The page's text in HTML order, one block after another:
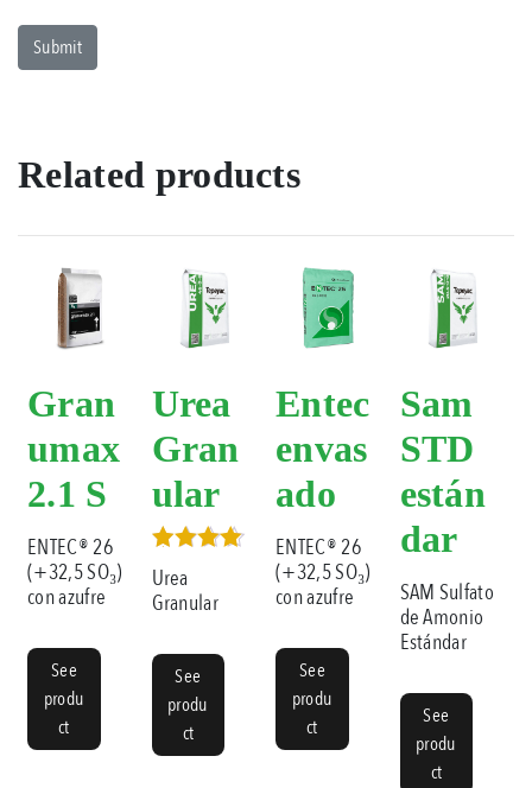
Related products
Gran
umax
2.1 S
ENTEC® 26
(+32,5 SO₃)
con azufre
See
produ
ct
Urea
Gran
ular
Rated
4.50
out of 5
Urea
Granular
See
produ
ct
Entec
envas
ado
ENTEC® 26
(+32,5 SO₃)
con azufre
See
produ
ct
Sam
STD
están
dar
SAM Sulfato
de Amonio
Estándar
See
produ
ct